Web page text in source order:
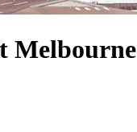
Melbourne